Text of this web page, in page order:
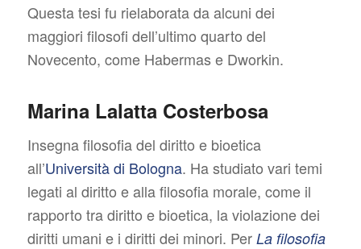
Questa tesi fu rielaborata da alcuni dei
maggiori filosofi dell’ultimo quarto del
Novecento, come Habermas e Dworkin.
Marina Lalatta Costerbosa
Insegna filosofia del diritto e bioetica
all’Università di Bologna. Ha studiato vari temi
legati al diritto e alla filosofia morale, come il
rapporto tra diritto e bioetica, la violazione dei
diritti umani e i diritti dei minori. Per La filosofia